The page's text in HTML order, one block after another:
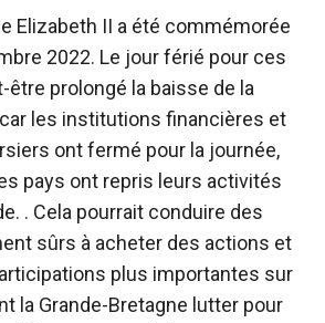
Elizabeth II a été commémorée
2022. Le jour férié pour ces
prolongé la baisse de la
les institutions financières et
ont fermé pour la journée,
pays ont repris leurs activités
. Cela pourrait conduire des
sûrs à acheter des actions et
plus importantes sur
la Grande-Bretagne lutter pour